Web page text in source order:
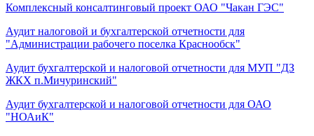
Комплексный консалтинговый проект ОАО "Чакан ГЭС"
Аудит налоговой и бухгалтерской отчетности для
"Администрации рабочего поселка Краснообск"
Аудит бухгалтерской и налоговой отчетности для МУП "ДЗ
ЖКХ п.Мичуринский"
Аудит бухгалтерской и налоговой отчетности для ОАО
"НОАиК"